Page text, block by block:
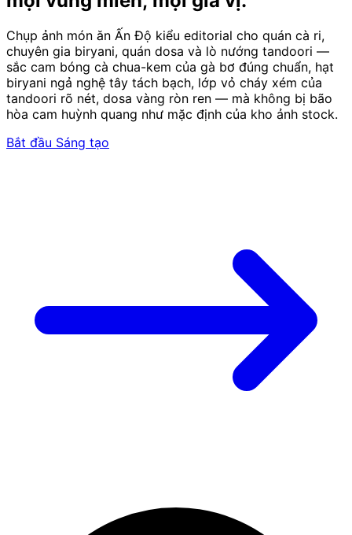
Chụp ảnh món ăn Ấn Độ kiểu editorial cho quán cà ri,
chuyên gia biryani, quán dosa và lò nướng tandoori —
sắc cam bóng cà chua-kem của gà bơ đúng chuẩn, hạt
biryani ngả nghệ tây tách bạch, lớp vỏ cháy xém của
tandoori rõ nét, dosa vàng ròn ren — mà không bị bão
hòa cam huỳnh quang như mặc định của kho ảnh stock.
Bắt đầu Sáng tạo